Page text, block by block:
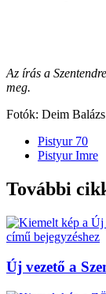
Az írás a
meg.
Fotók: Deim Balázs
Pistyur 70
Pistyur Imre
További
Új vezető a